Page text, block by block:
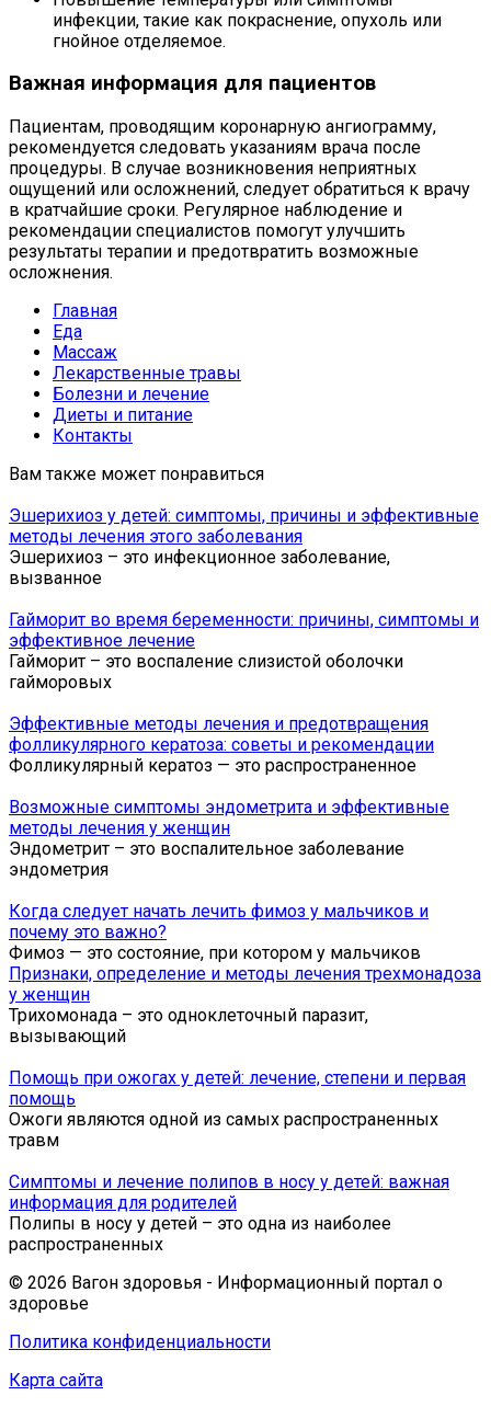
инфекции, такие как покраснение, опухоль или
гнойное отделяемое.
Важная информация для пациентов
Пациентам, проводящим коронарную ангиограмму,
рекомендуется следовать указаниям врача после
процедуры. В случае возникновения неприятных
ощущений или осложнений, следует обратиться к врачу
в кратчайшие сроки. Регулярное наблюдение и
рекомендации специалистов помогут улучшить
результаты терапии и предотвратить возможные
осложнения.
Главная
Еда
Массаж
Лекарственные травы
Болезни и лечение
Диеты и питание
Контакты
Вам также может понравиться
Эшерихиоз у детей: симптомы, причины и эффективные
методы лечения этого заболевания
Эшерихиоз – это инфекционное заболевание,
вызванное
Гайморит во время беременности: причины, симптомы и
эффективное лечение
Гайморит – это воспаление слизистой оболочки
гайморовых
Эффективные методы лечения и предотвращения
фолликулярного кератоза: советы и рекомендации
Фолликулярный кератоз — это распространенное
Возможные симптомы эндометрита и эффективные
методы лечения у женщин
Эндометрит – это воспалительное заболевание
эндометрия
Когда следует начать лечить фимоз у мальчиков и
почему это важно?
Фимоз — это состояние, при котором у мальчиков
Признаки, определение и методы лечения трехмонадоза
у женщин
Трихомонада – это одноклеточный паразит,
вызывающий
Помощь при ожогах у детей: лечение, степени и первая
помощь
Ожоги являются одной из самых распространенных
травм
Симптомы и лечение полипов в носу у детей: важная
информация для родителей
Полипы в носу у детей – это одна из наиболее
распространенных
© 2026 Вагон здоровья - Информационный портал о
здоровье
Политика конфиденциальности
Карта сайта